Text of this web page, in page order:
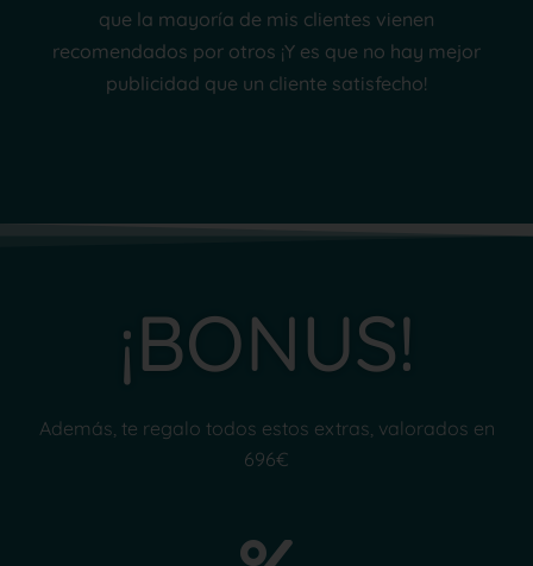
que la mayoría de mis clientes vienen
recomendados por otros ¡Y es que no hay mejor
publicidad que un cliente satisfecho!
¡BONUS!
Además, te regalo todos estos extras, valorados en
696€